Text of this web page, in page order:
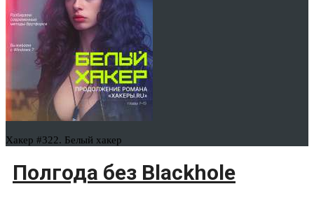
Хакер #322. Белый хакер
Полгода без Blackhole